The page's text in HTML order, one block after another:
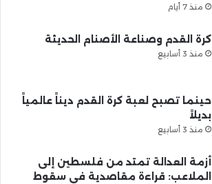
منذ 7 أيام
كرة القدم وصناعة الأصنام الحديثة
منذ 3 أسابيع
حينما تصبح لعبة كرة القدم ديناً عالمياً
بديلاً
منذ 3 أسابيع
أزمة العدالة تمتد من فلسطين إلى
الملاعب: قراءة مقاصدية في سقوط